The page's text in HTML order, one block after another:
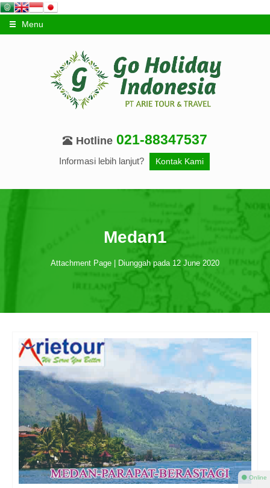
Menu
Hotline 021-88347537
Informasi lebih lanjut? Kontak Kami
Medan1
Attachment Page | Diunggah pada 12 June 2020
⚫ Online